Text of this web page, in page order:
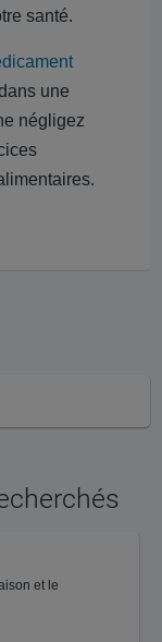
santé.
une
négligez
et le